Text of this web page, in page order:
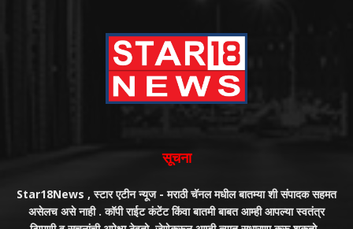
सूचना
Star18News , स्टार एटीन न्यूज - मराठी चॅनल मधील बातम्या शी संपादक सहमत
असेलच असे नाही . कॉपी राईट कंटेंट किंवा बातमी बाबत आम्ही आपल्या स्वतंत्र